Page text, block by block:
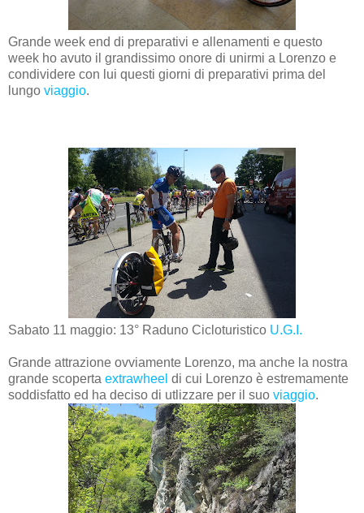
Grande week end di preparativi e allenamenti e questo
week ho avuto il grandissimo onore di unirmi a Lorenzo e
condividere con lui questi giorni di preparativi prima del
lungo viaggio.
Sabato 11 maggio: 13° Raduno Cicloturistico U.G.I.
Grande attrazione ovviamente Lorenzo, ma anche la nostra
grande scoperta extrawheel di cui Lorenzo è estremamente
soddisfatto ed ha deciso di utlizzare per il suo viaggio.